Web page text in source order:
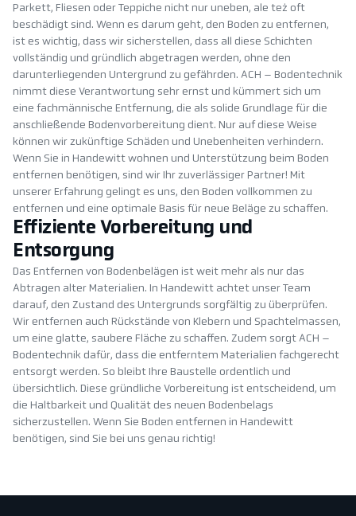
Parkett, Fliesen oder Teppiche nicht nur uneben, ale też oft
beschädigt sind. Wenn es darum geht, den Boden zu entfernen,
ist es wichtig, dass wir sicherstellen, dass all diese Schichten
vollständig und gründlich abgetragen werden, ohne den
darunterliegenden Untergrund zu gefährden. ACH – Bodentechnik
nimmt diese Verantwortung sehr ernst und kümmert sich um
eine fachmännische Entfernung, die als solide Grundlage für die
anschließende Bodenvorbereitung dient. Nur auf diese Weise
können wir zukünftige Schäden und Unebenheiten verhindern.
Wenn Sie in Handewitt wohnen und Unterstützung beim Boden
entfernen benötigen, sind wir Ihr zuverlässiger Partner! Mit
unserer Erfahrung gelingt es uns, den Boden vollkommen zu
entfernen und eine optimale Basis für neue Beläge zu schaffen.
Effiziente Vorbereitung und
Entsorgung
Das Entfernen von Bodenbelägen ist weit mehr als nur das
Abtragen alter Materialien. In Handewitt achtet unser Team
darauf, den Zustand des Untergrunds sorgfältig zu überprüfen.
Wir entfernen auch Rückstände von Klebern und Spachtelmassen,
um eine glatte, saubere Fläche zu schaffen. Zudem sorgt ACH –
Bodentechnik dafür, dass die entferntem Materialien fachgerecht
entsorgt werden. So bleibt Ihre Baustelle ordentlich und
übersichtlich. Diese gründliche Vorbereitung ist entscheidend, um
die Haltbarkeit und Qualität des neuen Bodenbelags
sicherzustellen. Wenn Sie Boden entfernen in Handewitt
benötigen, sind Sie bei uns genau richtig!